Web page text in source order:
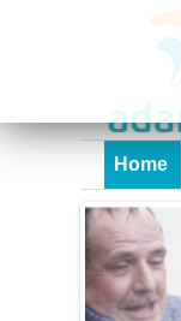
Home